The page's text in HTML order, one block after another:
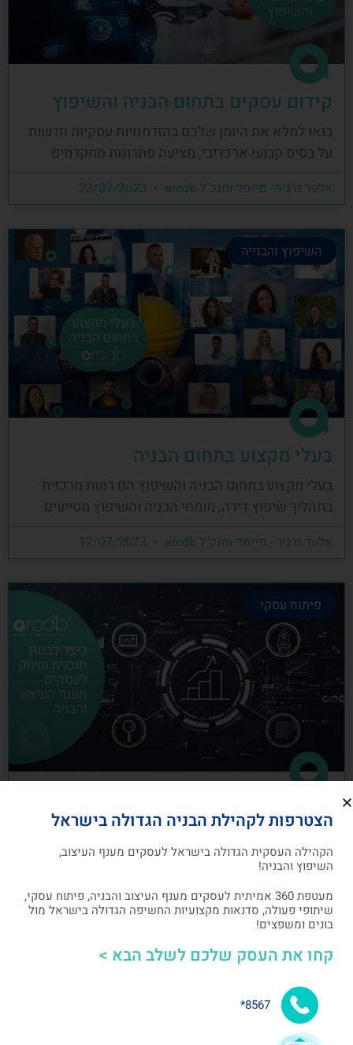
קידום עסקים בתחום הבניה והשיפוץ
בואו למלא את היומן שלכם בהזדמנויות עסקיות חדשות
על בסיס קבוע! ארכדיבי, מציעה פתרונות מתקדמים
אלעד גרגיר - מייסד ומנכ"ל arcdb
השיפוץ והבנייה
בעלי מקצוע בתחום הבניה
בעלי מקצוע בתחום הבניה והשיפוץ הם דמות מרכזית
בתהליך שיפוץ דירה, מומחי הבניה והשיפוץ מסייעים
אלעד גרגיר - מייסד ומנכ"ל arcdb
פיתוח עסקי
כיצד לבנות תוכנית שיווק לעסקים מענף
העיצוב והבניה
תוכנית שיווק הנה תוכנית כתובה, המהווה מפת דרכים
אלעד גרגיר - מייסד ומנכ"ל arcdb 05/07/2023
הצטרפות לקהילת הבניה הגדולה בישראל
הקהילה העסקית הגדולה בישראל לעסקים מענף העיצוב,
השיפוץ והבניה!
מעטפת 360 אמיתית לעסקים מענף העיצוב והבניה, פיתוח עסקי,
שיתופי פעולה, סדנאות מקצועיות החשיפה הגדולה בישראל מול
בונים ומשפצים!
קחו את העסק שלכם לשלב הבא >
8567*